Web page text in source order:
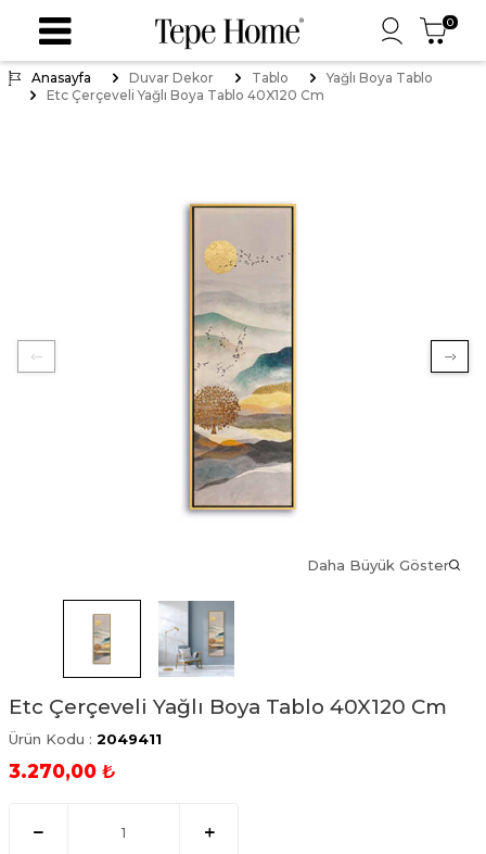
0
Anasayfa Duvar Dekor Tablo
Yağlı Boya Tablo
Etc Çerçeveli Yağlı Boya Tablo 40X120 Cm
Daha Büyük Göster
Etc Çerçeveli Yağlı Boya Tablo 40X120 Cm
Ürün Kodu : 2049411
3.270,00 ₺